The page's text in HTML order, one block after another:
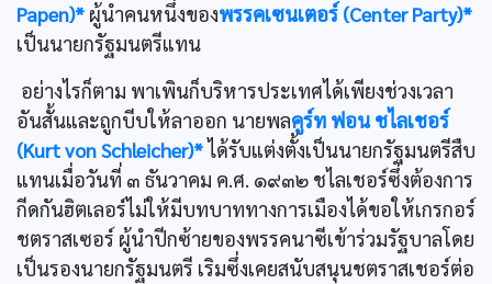
Papen)* ผู้นำคนหนึ่งของพรรคเซนเตอร์ (Center Party)*
เป็นนายกรัฐมนตรีแทน
อย่างไรก็ตาม พาเพินก็บริหารประเทศได้เพียงช่วงเวลา
อันสั้นและถูกบีบให้ลาออก นายพลคูร์ท ฟอน ชไลเชอร์
(Kurt von Schleicher)*ได้รับแต่งตั้งเป็นนายกรัฐมนตรีสืบ
แทนเมื่อวันที่ ๓ ธันวาคม ค.ศ. ๑๙๓๒ ชไลเชอร์ซึ่งต้องการ
กีดกันฮิตเลอร์ไม่ให้มีบทบาททางการเมืองได้ขอให้เกรกอร์
ชตราสเซอร์ ผู้นำปีกซ้ายของพรรคนาซีเข้าร่วมรัฐบาลโดย
เป็นรองนายกรัฐมนตรี เริมซึ่งเคยสนับสนุนชตราสเชอร์ต่อ